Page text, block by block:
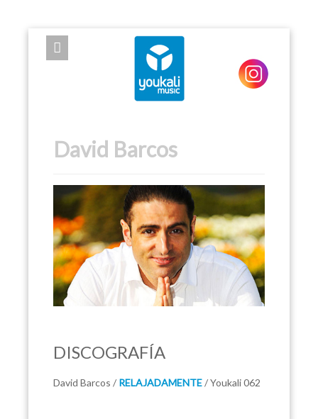
EXPOSE FRAMEWORK FOR JOOMLA 2.5 AND 3.0+
David Barcos
DISCOGRAFÍA
David Barcos / RELAJADAMENTE/ Youkali 062